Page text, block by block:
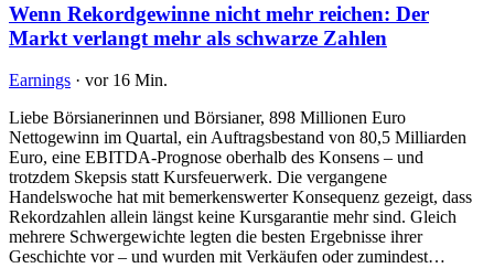
Wenn Rekordgewinne nicht mehr reichen: Der
Markt verlangt mehr als schwarze Zahlen
Earnings · vor 16 Min.
Liebe Börsianerinnen und Börsianer, 898 Millionen Euro
Nettogewinn im Quartal, ein Auftragsbestand von 80,5 Milliarden
Euro, eine EBITDA-Prognose oberhalb des Konsens – und
trotzdem Skepsis statt Kursfeuerwerk. Die vergangene
Handelswoche hat mit bemerkenswerter Konsequenz gezeigt, dass
Rekordzahlen allein längst keine Kursgarantie mehr sind. Gleich
mehrere Schwergewichte legten die besten Ergebnisse ihrer
Geschichte vor – und wurden mit Verkäufen oder zumindest…